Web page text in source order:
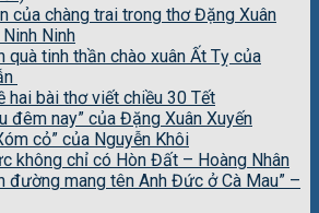
của chàng trai trong thơ Đặng Xuân
Ninh
quà tinh thần chào xuân Ất Tỵ của
hai bài thơ viết chiều 30 Tết
đêm nay” của Đặng Xuân Xuyến
cỏ” của Nguyễn Khôi
không chỉ có Hòn Đất – Hoàng Nhân
đường mang tên Anh Đức ở Cà Mau” –